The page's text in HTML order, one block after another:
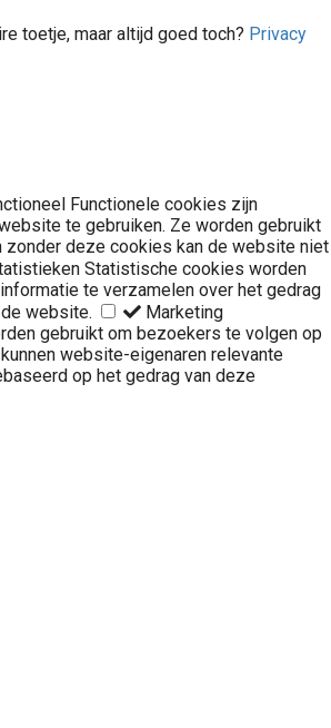
toetje, maar altijd goed toch? Privacy
Functionele cookies zijn
te gebruiken. Ze worden gebruikt
deze cookies kan de website niet
Statistische cookies worden
te verzamelen over het gedrag
website.
Marketing
gebruikt om bezoekers te volgen op
website-eigenaren relevante
op het gedrag van deze